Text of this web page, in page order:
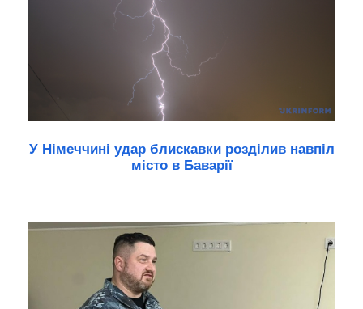
У Німеччині удар блискавки розділив навпіл
місто в Баварії